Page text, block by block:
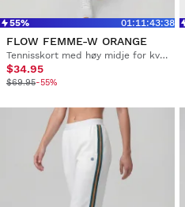
55% 01:11:43:37
FLOW FEMME-W ORANGE
Tennisskort med høy midje for kvinner
$34.95
$69.95-55%